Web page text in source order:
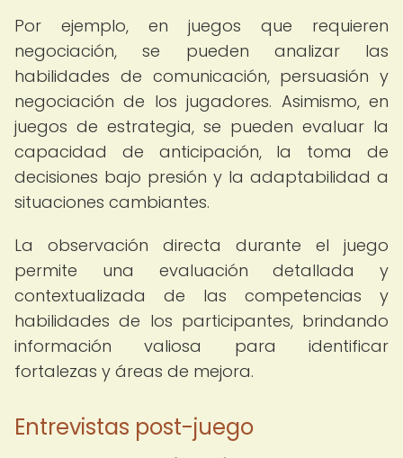
Por ejemplo, en juegos que requieren
negociación, se pueden analizar las
habilidades de comunicación, persuasión y
negociación de los jugadores. Asimismo, en
juegos de estrategia, se pueden evaluar la
capacidad de anticipación, la toma de
decisiones bajo presión y la adaptabilidad a
situaciones cambiantes.
La observación directa durante el juego
permite una evaluación detallada y
contextualizada de las competencias y
habilidades de los participantes, brindando
información valiosa para identificar
fortalezas y áreas de mejora.
Entrevistas post-juego